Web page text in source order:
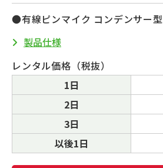
●有線ピンマイク コンデンサー型
製品仕様
レンタル価格（税抜）
1日
2日
3日
以後1日